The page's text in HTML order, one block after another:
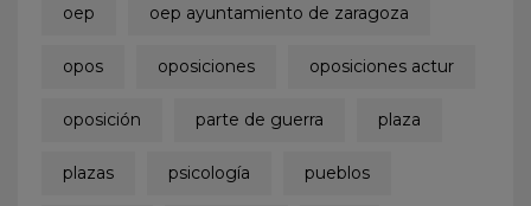
oep oep ayuntamiento de zaragoza
opos oposiciones oposiciones actur
oposición parte de guerra plaza
plazas psicología pueblos